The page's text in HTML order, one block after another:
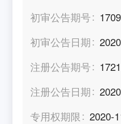
初审公告期号
1709
初审公告日期
注册公告期号
1721
注册公告日期
专用权期限
2020-